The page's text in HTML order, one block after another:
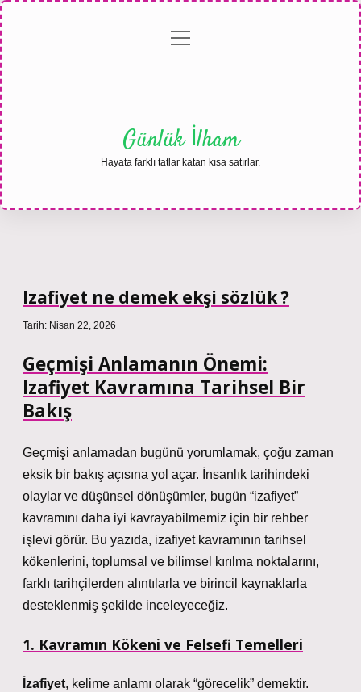
Gizlilikmenüyü
Günlük İlham
Hayata farklı tatlar katan kısa satırlar.
Izafiyet ne demek ekşi sözlük ?
Tarih: Nisan 22, 2026
Geçmişi Anlamanın Önemi:
Izafiyet Kavramına Tarihsel Bir
Bakış
Geçmişi anlamadan bugünü yorumlamak, çoğu zaman
eksik bir bakış açısına yol açar. İnsanlık tarihindeki
olaylar ve düşünsel dönüşümler, bugün “izafiyet”
kavramını daha iyi kavrayabilmemiz için bir rehber
işlevi görür. Bu yazıda, izafiyet kavramının tarihsel
kökenlerini, toplumsal ve bilimsel kırılma noktalarını,
farklı tarihçilerden alıntılarla ve birincil kaynaklarla
desteklenmiş şekilde inceleyeceğiz.
1. Kavramın Kökeni ve Felsefi Temelleri
İzafiyet, kelime anlamı olarak “görecelik” demektir.